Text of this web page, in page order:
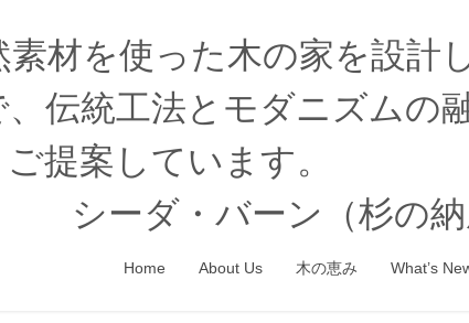
材を使った木の家を設計
伝統工法とモダニズムの
提案しています。
シーダ・バーン（杉の
Home About Us 木の恵み What’s